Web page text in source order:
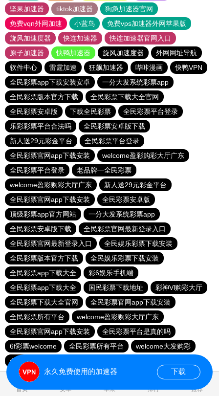
坚果加速器
tiktok加速器
狗急加速器官网
免费vqn外网加速
小蓝鸟
免费vps加速器外网苹果版
旋风加速度器
快连加速器
快连加速器官网入口
原子加速器
快鸭加速器 旋风加速度器
外网网址导航
软件中心
雷霆加速 狂飙加速器 哔咔漫画
快鸭VPN
全民彩票app下载安装安卓
一分大发系统彩票app
全民彩票版本官方下载
全民彩票下载大全官网
全民彩票安卓版
下载全民彩票
全民彩票平台登录
乐彩彩票平台合法吗
全民彩票安卓版下载
新人送29元彩金平台
全民彩票平台登录
全民彩票官网app下载安装
welcome盈彩购彩大厅广东
全民彩票平台登录
老品牌—全民彩票
welcome盈彩购彩大厅广东
新人送29元彩金平台
全民彩票官网app下载安装
全民彩票安卓版
顶级彩票app官方网站
一分大发系统彩票app
全民彩票安卓版下载
全民彩票官网最新登录入口
全民彩票官网最新登录入口
全民娱乐彩票下载安装
全民彩票版本官方下载
全民娱乐彩票下载安装
全民彩票app下载大全
彩6娱乐手机端
全民彩票app下载大全
国民彩票下载地址
彩神Vl购彩大厅
全民彩票下载大全官网
全民彩票官网app下载安装
全民彩票所有平台
welcome盈彩购彩大厅广东
全民彩票官网app下载安装
全民彩票平台是真的吗
6f彩票welcome
全民彩票所有平台
welcome大发购彩
全民彩票所有平台
首页 安卓 苹果 排行 推荐
永久免费使用的加速器 下载
0.025684s